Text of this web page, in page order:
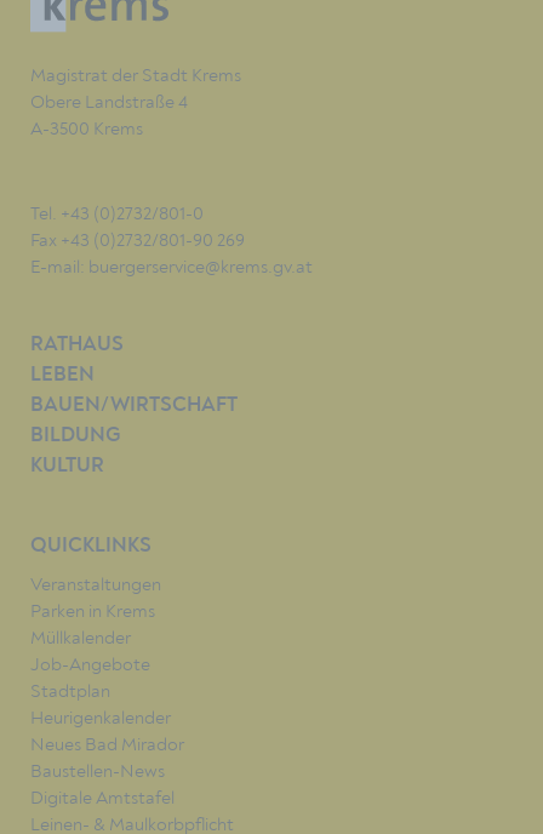
Magistrat der Stadt Krems
Obere Landstraße 4
A-3500 Krems
Tel. +43 (0)2732/801-0
Fax +43 (0)2732/801-90 269
E-mail: buergerservice@krems.gv.at
RATHAUS
LEBEN
BAUEN/WIRTSCHAFT
BILDUNG
KULTUR
QUICKLINKS
Veranstaltungen
Parken in Krems
Müllkalender
Job-Angebote
Stadtplan
Heurigenkalender
Neues Bad Mirador
Baustellen-News
Digitale Amtstafel
Leinen- & Maulkorbpflicht